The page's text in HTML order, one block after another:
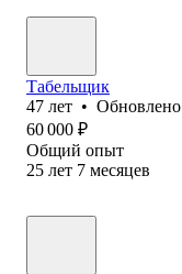
Табельщик
47 лет • Обновлено
60 000 ₽
Общий опыт
25 лет 7 месяцев